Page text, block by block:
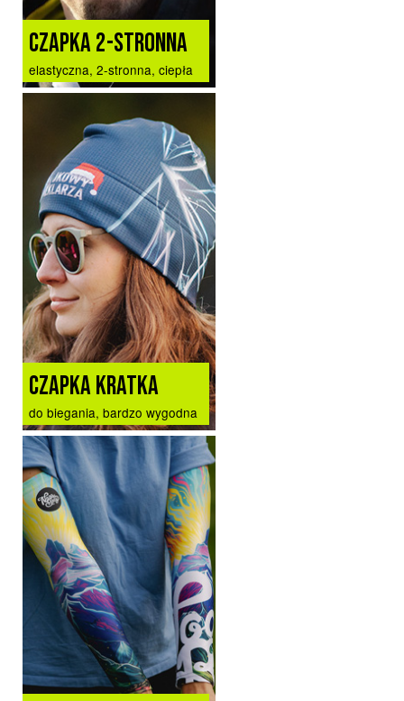
CZAPKA 2-STRONNA
elastyczna, 2-stronna, ciepła
CZAPKA KRATKA
do biegania, bardzo wygodna